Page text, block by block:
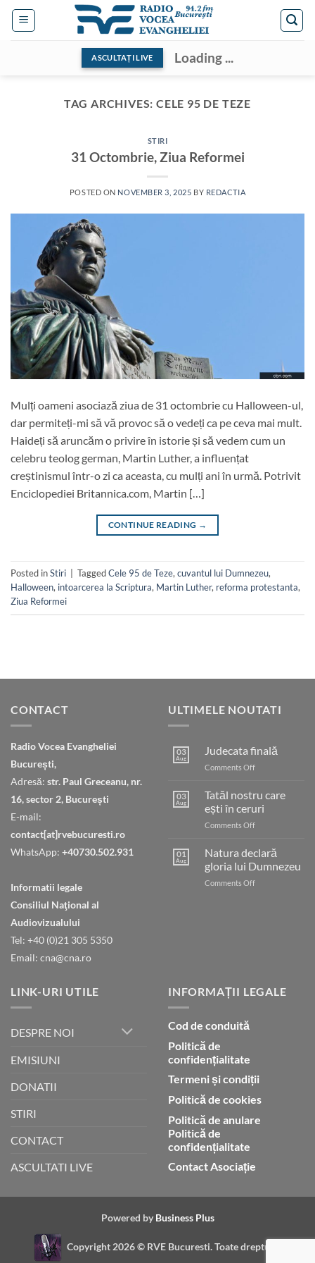
Skip
ASCULTAȚI LIVE Loading ...
TAG ARCHIVES:CELE 95 DE TEZE
STIRI
31 Octombrie, Ziua Reformei
POSTED ON NOVEMBER 3, 2025 BY REDACTIA
Mulți oameni asociază ziua de 31 octombrie cu Halloween-ul,
dar permiteți-mi să vă provoc să o vedeți ca pe ceva mai mult.
Haideți să aruncăm o privire în istorie și să vedem cum un
celebru teolog german, Martin Luther, a influențat
creștinismul într-o zi ca aceasta, cu mulți ani în urmă. Potrivit
Enciclopediei Britannica.com, Martin […]
CONTINUE READING →
Posted inStiri TaggedCele 95 de Teze, cuvantul lui Dumnezeu,
Halloween, intoarcerea la Scriptura, Martin Luther, reforma protestanta,
Ziua Reformei
CONTACT
Radio Vocea Evangheliei
București,
Adresă: str. Paul Greceanu, nr.
16, sector 2, București
E-mail:
contact[at]rvebucuresti.ro
WhatsApp: +40730.502.931
Informatii legale
Consiliul Naţional al
Audiovizualului
Tel: +40 (0)21 305 5350
Email: cna@cna.ro
ULTIMELE NOUTATI
03
Aug
Judecata finală
Comments Offon
03
Aug
Tatăl nostru care
ești în ceruri
Comments Offon
nostru
care
ești
în
01
Aug
Natura declară
gloria lui Dumnezeu
Comments Offon
LINK-URI UTILE
DESPRE NOI
EMISIUNI
DONATII
STIRI
CONTACT
ASCULTATI LIVE
INFORMAȚII LEGALE
Cod de conduită
Politică de
confidențialitate
Termeni și condiții
Politică de cookies
Politică de anulare
Politică de
confidențialitate
Contact Asociație
Powered by Business Plus
Copyright 2026 © RVE Bucuresti. Toate drepturile